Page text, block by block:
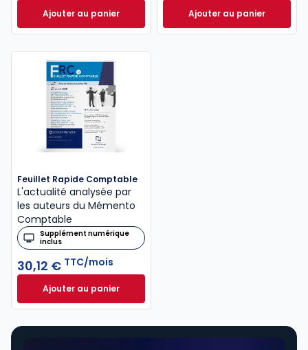
Ajouter au panierMémento Fiscal 2026 à 215,00 € TTC
Ajouter au panier
INNEO Cabinet
Feuillet Rapide Comptable
L'actualité analysée par
les auteurs du Mémento
Comptable
Supplément numérique
inclus
30,12 € TTC/mois
Ajouter au panierFeuillet Rapide Comptable à 30,12 €